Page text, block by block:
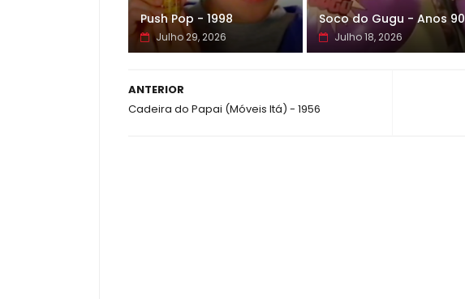
Push Pop - 1998
Julho 29, 2026
Soco do Gugu - Anos 90
Julho 18, 2026
ANTERIOR
Cadeira do Papai (Móveis Itá) - 1956